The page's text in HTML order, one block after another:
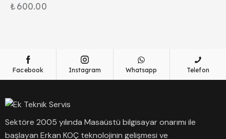
₺600.00
Facebook Instagram Whatsapp Telefon
Sektöre 2005 yılında Masaüstü bilgisayar onarımı ile
başlayan Erkan KOÇ teknolojinin gelişmesi ve